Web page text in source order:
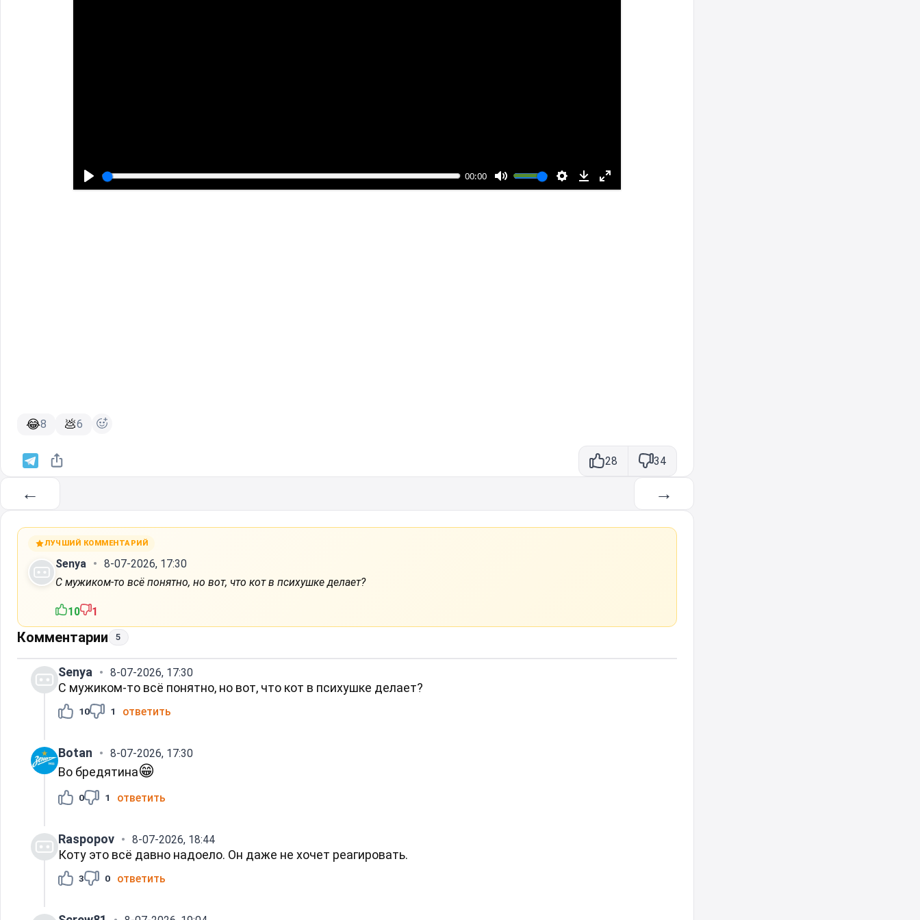
00:00
😂8 💩6
28 34
← →
ЛУЧШИЙ КОММЕНТАРИЙ
Senya
8-07-2026, 17:30
С мужиком-то всё понятно, но вот, что кот в психушке делает?
10 1
Комментарии 5
Senya 8-07-2026, 17:30
С мужиком-то всё понятно, но вот, что кот в психушке делает?
10 1 ответить
Вotan 8-07-2026, 17:30
Во бредятина😁
0 1 ответить
Raspopov 8-07-2026, 18:44
Коту это всё давно надоело. Он даже не хочет реагировать.
3 0 ответить